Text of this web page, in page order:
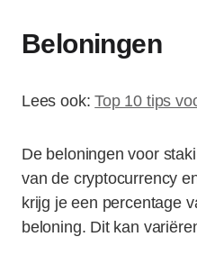
Beloningen
Lees ook:Top 10 tips
De beloningen voor
van de cryptocurrency
krijg je een percentage
beloning. Dit kan